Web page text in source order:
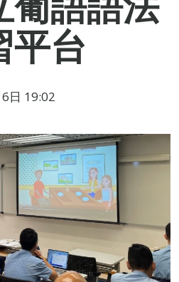
平台
日 19:02